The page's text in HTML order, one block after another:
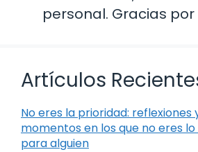
personal. Gracias
Artículos
No eres la prioridad: reflexiones
momentos en los que no eres
para alguien